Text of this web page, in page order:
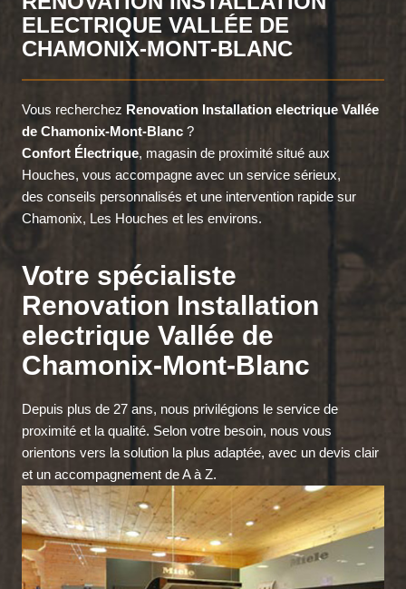
ELECTRIQUE VALLÉE DE
CHAMONIX-MONT-BLANC
Vous recherchez Renovation Installation electrique Vallée
de Chamonix-Mont-Blanc ?
Confort Électrique, magasin de proximité situé aux
Houches, vous accompagne avec un service sérieux,
des conseils personnalisés et une intervention rapide sur
Chamonix, Les Houches et les environs.
Votre spécialiste
Renovation Installation
electrique Vallée de
Chamonix-Mont-Blanc
Depuis plus de 27 ans, nous privilégions le service de
proximité et la qualité. Selon votre besoin, nous vous
orientons vers la solution la plus adaptée, avec un devis clair
et un accompagnement de A à Z.